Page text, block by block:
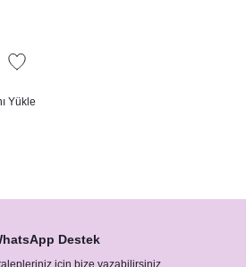
Yükle
Destek
için bize yazabilirsiniz.